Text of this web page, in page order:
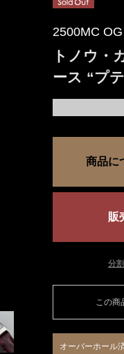
2500MC
トノウ・
ース “プ
商品に
販
分
この商
オーバーホール